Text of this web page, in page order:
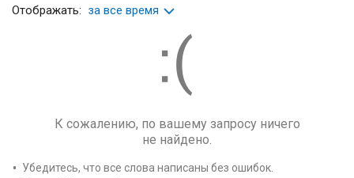
Отображать: за все время
К сожалению, по вашему запросу ничего
не найдено.
Убедитесь, что все слова написаны без ошибок.